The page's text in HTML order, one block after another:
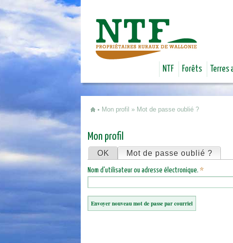
NTF Forêts
Mon profil » Mot de passe oublié ?
Mon profil
Onglets principaux
OK Mot de passe oublié ?
Nom d'utilisateur ou adresse électronique. *